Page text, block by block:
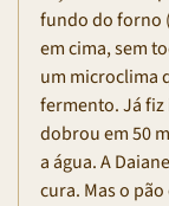
fundo do forno
em cima, sem
um microclima
fermento. Já fiz
dobrou em 50
a água. A
cura. Mas o pão